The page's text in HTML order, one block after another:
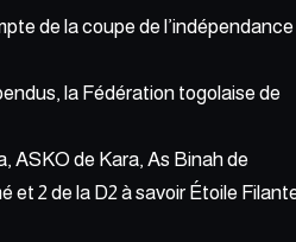
de la coupe de l’indépendance
, la Fédération togolaise de
ASKO de Kara, As Binah de
et 2 de la D2 à savoir Étoile